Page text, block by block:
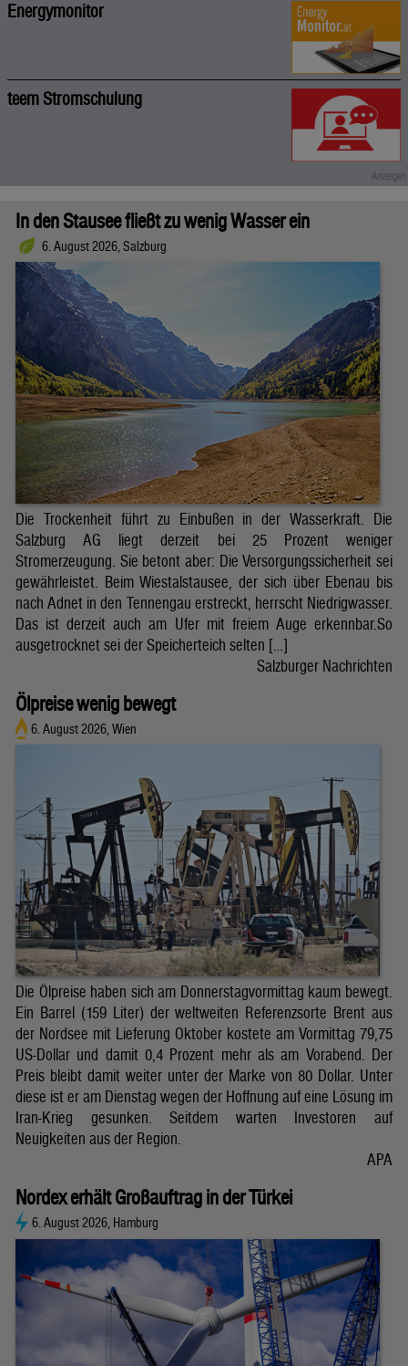
Energymonitor
teem Stromschulung
In den Stausee fließt zu wenig Wasser ein
6. August 2026, Salzburg
Die Trockenheit führt zu Einbußen in der Wasserkraft. Die
Salzburg AG liegt derzeit bei 25 Prozent weniger
Stromerzeugung. Sie betont aber: Die Versorgungssicherheit sei
gewährleistet. Beim Wiestalstausee, der sich über Ebenau bis
nach Adnet in den Tennengau erstreckt, herrscht Niedrigwasser.
Das ist derzeit auch am Ufer mit freiem Auge erkennbar.So
ausgetrocknet sei der Speicherteich selten […]
Salzburger Nachrichten
Ölpreise wenig bewegt
6. August 2026, Wien
Die Ölpreise haben sich am Donnerstagvormittag kaum bewegt.
Ein Barrel (159 Liter) der weltweiten Referenzsorte Brent aus
der Nordsee mit Lieferung Oktober kostete am Vormittag 79,75
US-Dollar und damit 0,4 Prozent mehr als am Vorabend. Der
Preis bleibt damit weiter unter der Marke von 80 Dollar. Unter
diese ist er am Dienstag wegen der Hoffnung auf eine Lösung im
Iran-Krieg gesunken. Seitdem warten Investoren auf
Neuigkeiten aus der Region.
APA
Nordex erhält Großauftrag in der Türkei
6. August 2026, Hamburg